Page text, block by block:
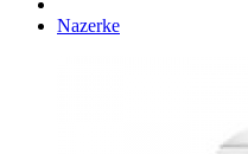
Nazerke